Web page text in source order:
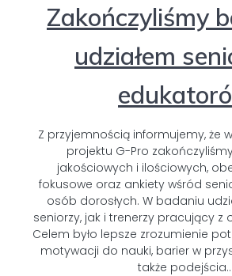
Zakończyliśmy
udziałem
Z przyjemnością informujemy, że
projektu G-Pro
jakościowych i ilościowych,
fokusowe oraz ankiety wśród
osób dorosłych. W badaniu
seniorzy, jak i trenerzy pracujący z
Celem było lepsze zrozumienie
motywacji do nauki, barier w
także podejścia…